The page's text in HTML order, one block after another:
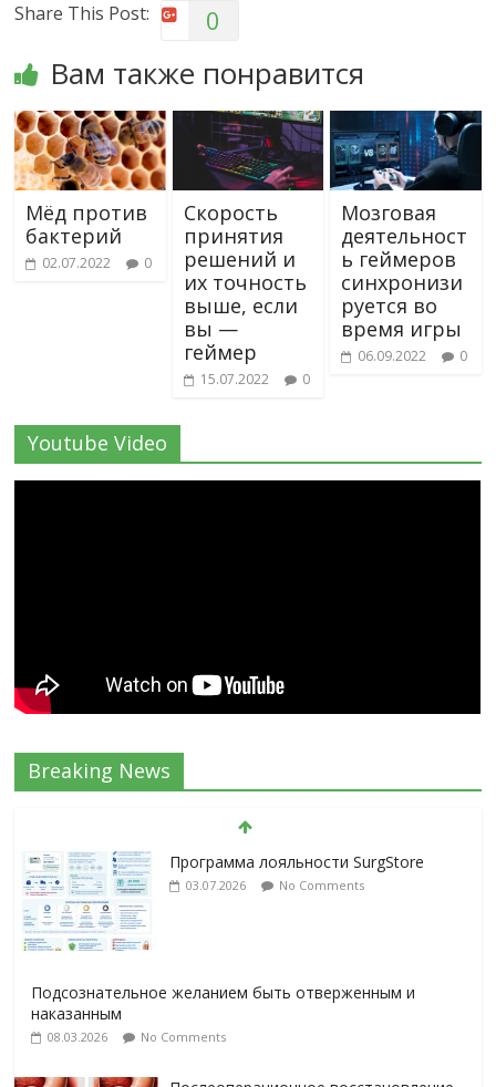
Share This Post: 0
Вам также понравится
Мёд против
бактерий
02.07.2022 0
Скорость
принятия
решений и
их точность
выше, если
вы —
геймер
15.07.2022 0
Мозговая
деятельност
ь геймеров
синхронизи
руется во
время игры
06.09.2022 0
Youtube Video
Breaking News
Программа лояльности SurgStore
03.07.2026 No Comments
Подсознательное желанием быть отверженным и
наказанным
08.03.2026 No Comments